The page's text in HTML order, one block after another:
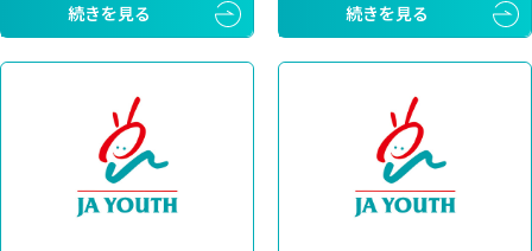
続きを見る
続きを見る